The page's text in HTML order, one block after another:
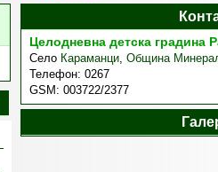
Целодневна детска градина
Село Караманци, Община
Телефон: 0267
GSM: 003722/2377